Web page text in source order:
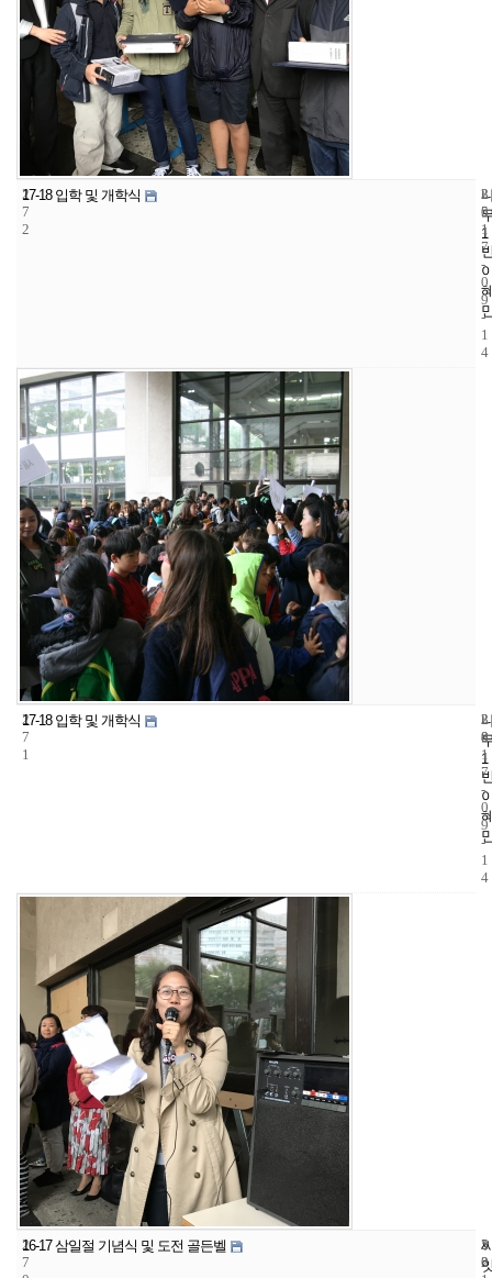
2
7
2
17-18 입학 및 개학식
1
3
5
2
0
1
7
-
0
9
-
1
4
2
7
1
17-18 입학 및 개학식
1
3
8
2
0
1
7
-
0
9
-
1
4
2
7
16-17 삼일절 기념식 및 도전 골든벨
5
2
2
0